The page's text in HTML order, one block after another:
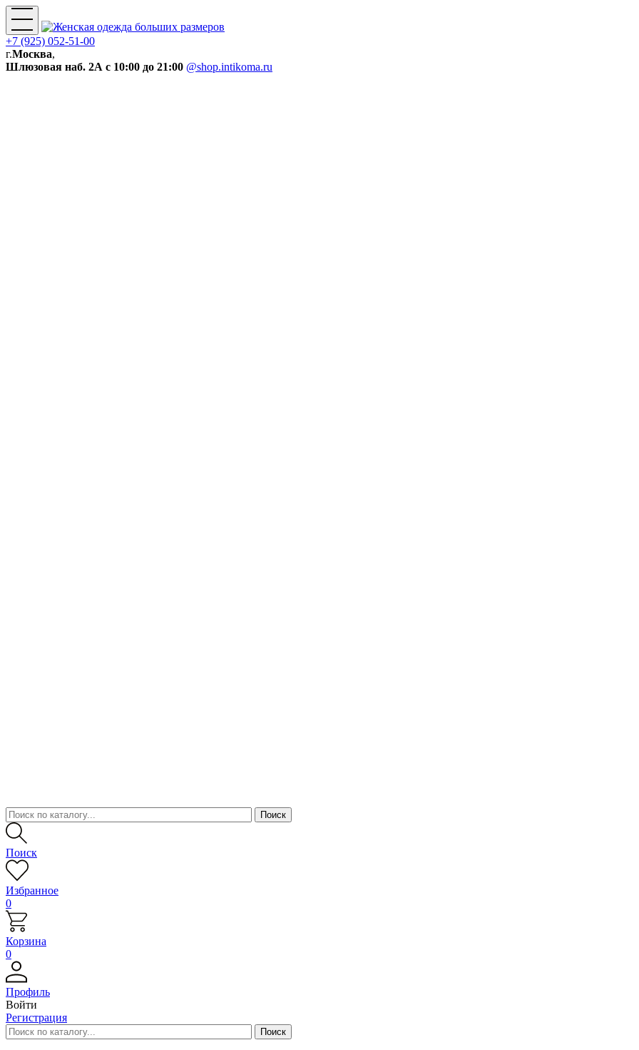
+7 (925) 052-51-00
г.Москва,
Шлюзовая наб. 2А с 10:00 до 21:00 @shop.intikoma.ru
Поиск
Избранное
0
Корзина
0
Профиль
Войти
Регистрация